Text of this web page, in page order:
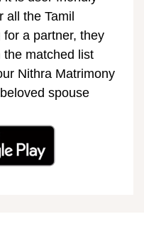
the Tamil
a partner, they
matched list
Nithra Matrimony
spouse